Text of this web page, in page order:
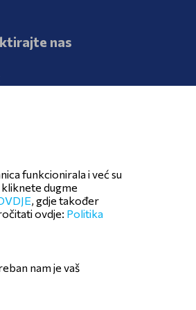
nas
funkcionirala i već su
dugme
, gdje također
ovdje: Politika
nam je vaš